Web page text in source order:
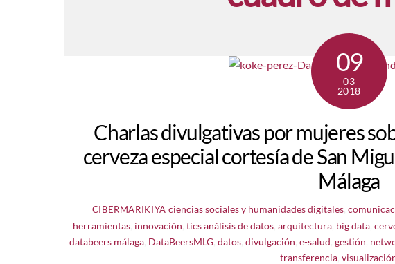
09
03
2018
Charlas divulgativas por mujeres
cerveza especial cortesía de San
Málaga
CIBERMARIKIYA ciencias sociales y humanidades digitales ,
herramientas innovación ,ticsanálisis de datos ,arquitectura big data ,
databeers málaga, DataBeersMLG, datos, divulgación e-salud gestión
transferencia ,